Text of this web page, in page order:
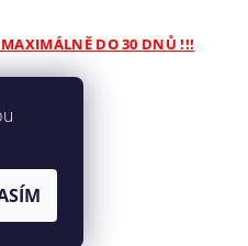
MAXIMÁLNĚ DO 30 DNŮ !!!